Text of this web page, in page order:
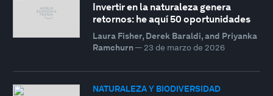
Invertir en la naturaleza genera
retornos: he aquí 50 oportunidades
Laura Fisher, Derek Baraldi, and Priyanka
Ramchurn— 23 de marzo de 2026
NATURALEZA Y BIODIVERSIDAD